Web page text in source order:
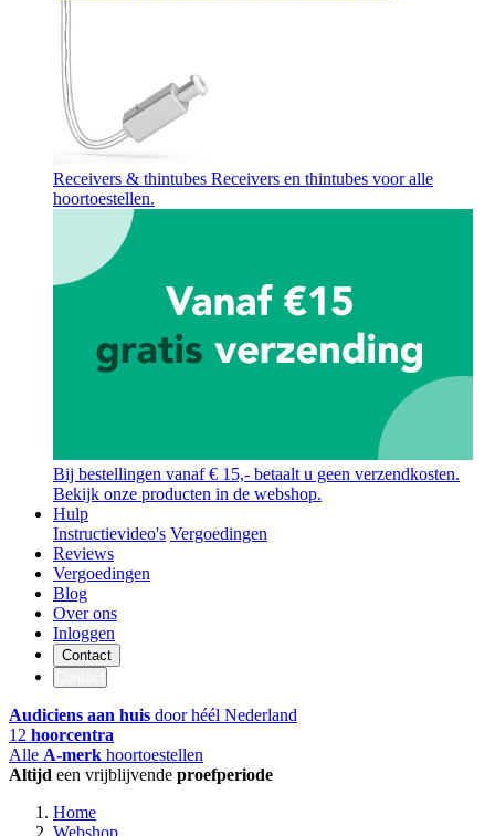
Receivers & thintubes Receivers en thintubes voor alle
hoortoestellen.
Bij bestellingen vanaf € 15,- betaalt u geen verzendkosten.
Bekijk onze producten in de webshop.
Hulp
Instructievideo's Vergoedingen
Reviews
Vergoedingen
Blog
Over ons
Inloggen
Contact
Audiciens aan huis door héél Nederland
12 hoorcentra
Alle A-merk hoortoestellen
Altijd een vrijblijvende proefperiode
Home